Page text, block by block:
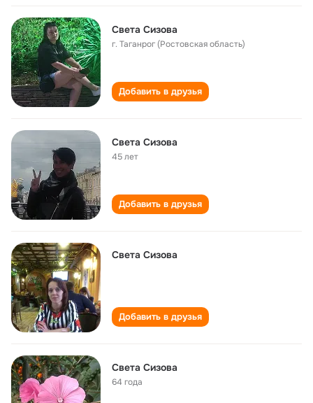
Света Сизова
г. Таганрог (Ростовская область)
Добавить в друзья
Света Сизова
45 лет
Добавить в друзья
Света Сизова
Добавить в друзья
Света Сизова
64 года